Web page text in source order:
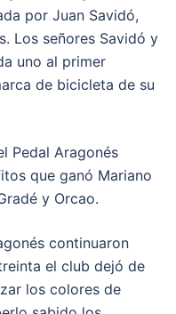
por Juan Savidó,
Los señores Savidó y
uno al primer
de bicicleta de su
Pedal Aragonés
que ganó Mariano
y Orcao.
continuaron
el club dejó de
los colores de